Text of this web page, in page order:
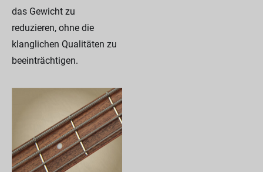
das Gewicht zu
reduzieren, ohne die
klanglichen Qualitäten zu
beeinträchtigen.